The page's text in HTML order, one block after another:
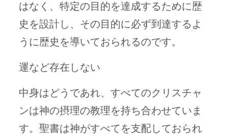
はなく、特定の目的を達成するために歴
史を設計し、その目的に必ず到達するよ
うに歴史を導いておられるのです。
運など存在しない
中身はどうであれ、すべてのクリスチャ
ンは神の摂理の教理を持ち合わせていま
す。聖書は神がすべてを支配しておられ